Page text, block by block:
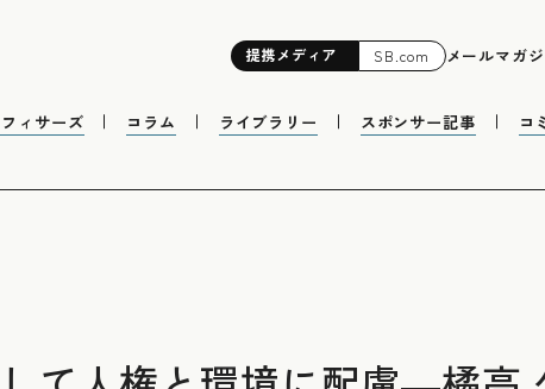
提携メディア SB.com メールマガ
ィサーズ コラム ライブラリー スポンサー記事 コ